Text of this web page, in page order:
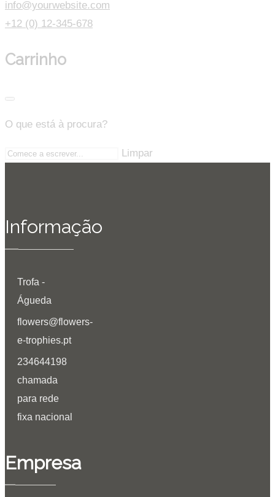
info@yourwebsite.com
+12 (0) 12-345-678
Carrinho
O que está à procura?
Limpar
Informação
Trofa -
Águeda
flowers@flowers-
e-trophies.pt
234644198
chamada
para rede
fixa nacional
Empresa